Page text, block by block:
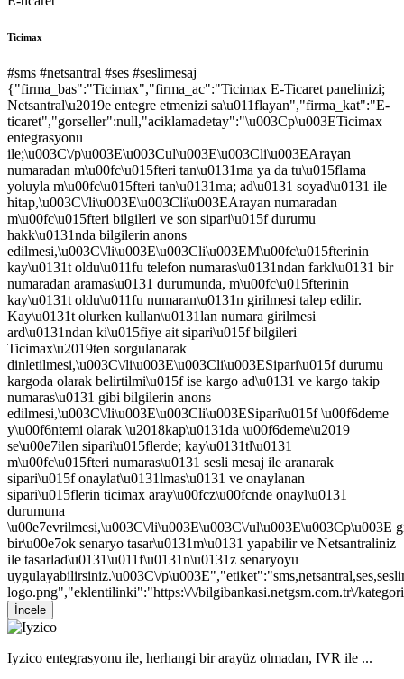
Ticimax
#sms #netsantral #ses #seslimesaj
{"firma_bas":"Ticimax","firma_ac":"Ticimax E-Ticaret panelinizi;
Netsantral\u2019e entegre etmenizi sa\u011flayan","firma_kat":"E-
ticaret","gorseller":null,"aciklamadetay":"\u003Cp\u003ETicimax
entegrasyonu
ile;\u003C\/p\u003E\u003Cul\u003E\u003Cli\u003EArayan
numaradan m\u00fc\u015fteri tan\u0131ma ya da tu\u015flama
yoluyla m\u00fc\u015fteri tan\u0131ma; ad\u0131 soyad\u0131 ile
hitap,\u003C\/li\u003E\u003Cli\u003EArayan numaradan
m\u00fc\u015fteri bilgileri ve son sipari\u015f durumu
hakk\u0131nda bilgilerin anons
edilmesi,\u003C\/li\u003E\u003Cli\u003EM\u00fc\u015fterinin
kay\u0131t oldu\u011fu telefon numaras\u0131ndan farkl\u0131 bir
numaradan aramas\u0131 durumunda, m\u00fc\u015fterinin
kay\u0131t oldu\u011fu numaran\u0131n girilmesi talep edilir.
Kay\u0131t olurken kullan\u0131lan numara girilmesi
ard\u0131ndan ki\u015fiye ait sipari\u015f bilgileri
Ticimax\u2019ten sorgulanarak
dinletilmesi,\u003C\/li\u003E\u003Cli\u003ESipari\u015f durumu
kargoda olarak belirtilmi\u015f ise kargo ad\u0131 ve kargo takip
numaras\u0131 gibi bilgilerin anons
edilmesi,\u003C\/li\u003E\u003Cli\u003ESipari\u015f \u00f6deme
y\u00f6ntemi olarak \u2018kap\u0131da \u00f6deme\u2019
se\u00e7ilen sipari\u015flerde; kay\u0131tl\u0131
m\u00fc\u015fteri numaras\u0131 sesli mesaj ile aranarak
sipari\u015f onaylat\u0131lmas\u0131 ve onaylanan
sipari\u015flerin ticimax aray\u00fcz\u00fcnde onayl\u0131
durumuna
\u00e7evrilmesi,\u003C\/li\u003E\u003C\/ul\u003E\u003Cp\u003E
bir\u00e7ok senaryo tasar\u0131m\u0131 yapabilir ve Netsantraliniz
ile tasarlad\u0131\u011f\u0131n\u0131z senaryoyu
uygulayabilirsiniz.\u003C\/
logo.png","eklentilinki":"https:\/\/bilgibankasi.netgsm.com.tr\/
İncele
Iyzico entegrasyonu ile, herhangi bir arayüz olmadan, IVR ile ...